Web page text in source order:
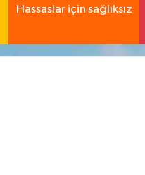
Hassaslar için sağlıksız